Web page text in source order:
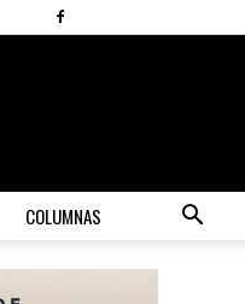
COLUMNAS